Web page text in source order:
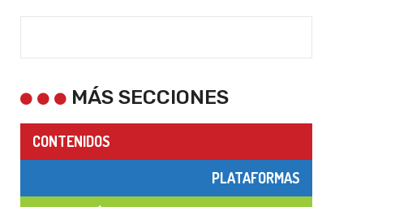
MÁS SECCIONES
CONTENIDOS
PLATAFORMAS